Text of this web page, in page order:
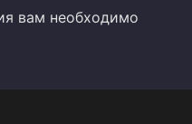
вам необходимо